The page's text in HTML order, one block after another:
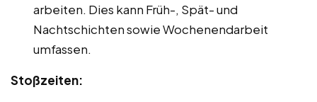
arbeiten. Dies kann Früh-, Spät- und
Nachtschichten sowie Wochenendarbeit
umfassen.
Stoßzeiten: